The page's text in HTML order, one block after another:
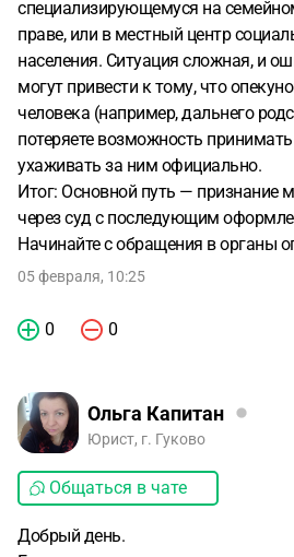
специализирующемуся на
праве, или в местный центр
населения. Ситуация сложная, и
могут привести к тому, что
человека (например, дальнего
потеряете возможность
ухаживать за ним официально.
Итог: Основной путь — признание
через суд с последующим
Начинайте с обращения в органы
05 февраля, 10:25
0 0
Ольга Капитан
Юрист, г. Гуково
Общаться в чате
Добрый день.